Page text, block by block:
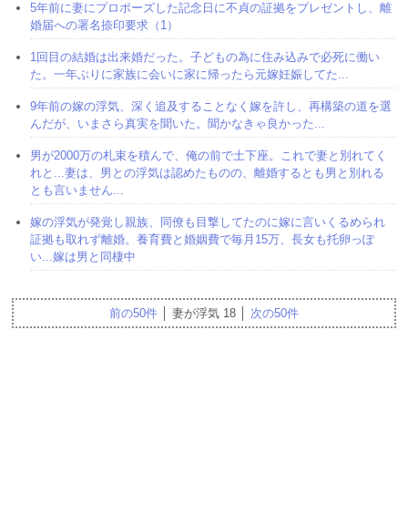
5年前に妻にプロポーズした記念日に不貞の証拠をプレゼントし、離
婚届への署名捺印要求（1）
1回目の結婚は出来婚だった。子どもの為に住み込みで必死に働い
た。一年ぶりに家族に会いに家に帰ったら元嫁妊娠してた...
9年前の嫁の浮気、深く追及することなく嫁を許し、再構築の道を選
んだが、いまさら真実を聞いた。聞かなきゃ良かった...
男が2000万の札束を積んで、俺の前で土下座。これで妻と別れてく
れと...妻は、男との浮気は認めたものの、離婚するとも男と別れる
とも言いません...
嫁の浮気が発覚し親族、同僚も目撃してたのに嫁に言いくるめられ
証拠も取れず離婚。養育費と婚姻費で毎月15万、長女も托卵っぽ
い...嫁は男と同棲中
前の50件│ 妻が浮気 18 │ 次の50件